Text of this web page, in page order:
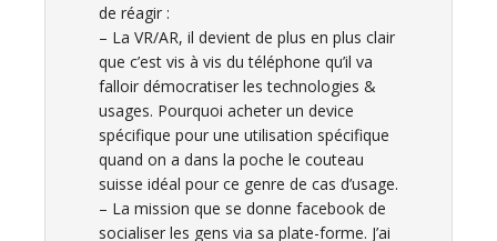
de réagir :
– La VR/AR, il devient de plus en plus clair
que c’est vis à vis du téléphone qu’il va
falloir démocratiser les technologies &
usages. Pourquoi acheter un device
spécifique pour une utilisation spécifique
quand on a dans la poche le couteau
suisse idéal pour ce genre de cas d’usage.
– La mission que se donne facebook de
socialiser les gens via sa plate-forme. J’ai